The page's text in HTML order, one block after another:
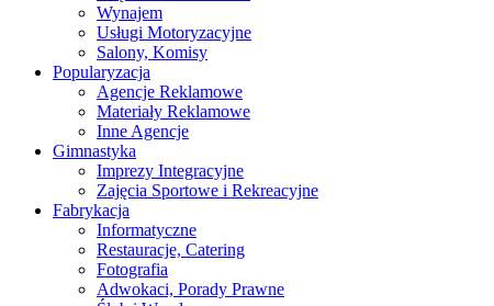
Wynajem
Usługi Motoryzacyjne
Salony, Komisy
Popularyzacja
Agencje Reklamowe
Materiały Reklamowe
Inne Agencje
Gimnastyka
Imprezy Integracyjne
Zajęcia Sportowe i Rekreacyjne
Fabrykacja
Informatyczne
Restauracje, Catering
Fotografia
Adwokaci, Porady Prawne